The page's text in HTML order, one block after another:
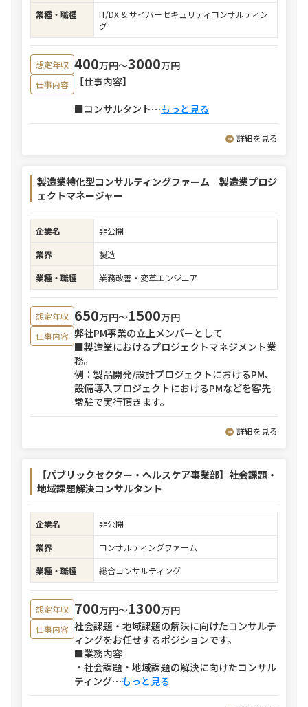
業種・職種
IT/DX & サイバーセキュリティコンサルティン
グ
想定年収 400万円〜3000万円
仕事内容
【仕事内容】
■コンサルタント⋯もっと見る
詳細を見る
製造業特化型コンサルティングファーム 製造業プロジ
ェクトマネージャー
企業名
非公開
業界
製造
業種・職種
業務改善・変革エンジニア
想定年収 650万円〜1500万円
仕事内容 弊社PM事業の立上メンバーとして
■製造業におけるプロジェクトマネジメント業
務。
例：製品開発/設計プロジェクトにおけるPM、
設備導入プロジェクトにおけるPMなどを客先
常駐で実行頂きます。
詳細を見る
【パブリックセクター・ヘルスケア事業部】社会課題・
地域課題解決コンサルタント
企業名
非公開
業界
コンサルティングファーム
業種・職種
総合コンサルティング
想定年収 700万円〜1300万円
仕事内容 社会課題・地域課題の解決に向けたコンサルテ
ィングをお任せするポジションです。
■業務内容
・社会課題・地域課題の解決に向けたコンサル
ティング⋯もっと見る